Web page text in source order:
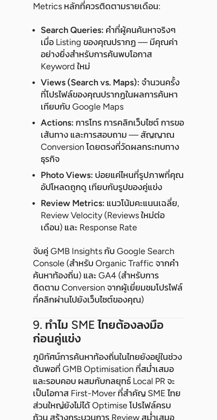
Metrics หลักที่ควรติดตามรายเดือน:
Search Queries: คำที่ผู้คนค้นหาจริงๆ
เมื่อ Listing ของคุณปรากฏ — มีคุณค่า
อย่างยิ่งสำหรับการค้นพบโอกาส
Keyword ใหม่
Views (Search vs. Maps): จำนวนครั้ง
ที่โปรไฟล์ของคุณปรากฏในผลการค้นหา
เทียบกับ Google Maps
Actions: การโทร การคลิกเว็บไซต์ การขอ
เส้นทาง และการสอบถาม — สัญญาณ
Conversion โดยตรงที่วัดผลกระทบทาง
ธุรกิจ
Photo Views: บ่อยแค่ไหนที่รูปภาพที่คุณ
อัปโหลดถูกดู เทียบกับรูปของคู่แข่ง
Review Metrics: แนวโน้มคะแนนเฉลี่ย,
Review Velocity (Reviews ใหม่ต่อ
เดือน) และ Response Rate
จับคู่ GMB Insights กับ Google Search
Console (สำหรับ Organic Traffic จากคำ
ค้นหาท้องถิ่น) และ GA4 (สำหรับการ
ติดตาม Conversion จากผู้เยี่ยมชมโปรไฟล์
ที่คลิกผ่านไปยังเว็บไซต์ของคุณ)
9. ทำไม SME ไทยต้องลงมือ
ก่อนคู่แข่ง
ภูมิทัศน์การค้นหาท้องถิ่นในไทยยังอยู่ในช่วง
ต้นพอที่ GMB Optimisation ที่สม่ำเสมอ
และรอบคอบ ผสมกับกลยุทธ์ Local PR จะ
เป็นโอกาส First-Mover ที่สำคัญ SME ไทย
ส่วนใหญ่ยังไม่ได้ Optimise โปรไฟล์ครบ
ถ้วน สร้างกระบวนการ Review สม่ำเสมอ